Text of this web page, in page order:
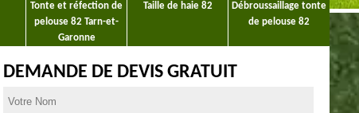
Tonte et réfection de
pelouse 82 Tarn-et-
Garonne
Taille de haie 82
Débroussaillage tonte
de pelouse 82
DEMANDE DE DEVIS GRATUIT